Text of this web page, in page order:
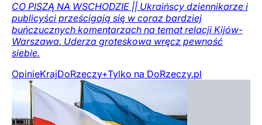
CO PISZĄ NA WSCHODZIE || Ukraińscy dziennikarze i
publicyści prześcigają się w coraz bardziej
buńczucznych komentarzach na temat relacji Kijów-
Warszawa. Uderza groteskowa wręcz pewność
siebie.
OpinieKrajDoRzeczy+Tylko na DoRzeczy.pl